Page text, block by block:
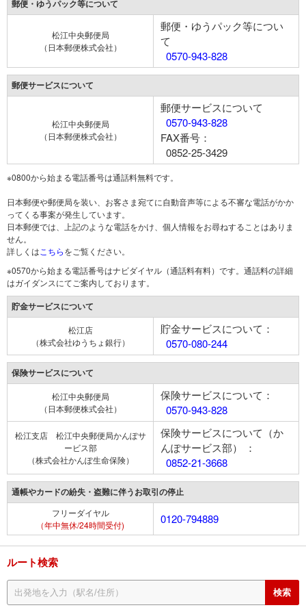
郵便・ゆうパック等について
松江中央郵便局
（日本郵便株式会社）
郵便・ゆうパック等につい
て
0570-943-828
郵便サービスについて
松江中央郵便局
（日本郵便株式会社）
郵便サービスについて
0570-943-828
FAX番号：
0852-25-3429
※0800から始まる電話番号は通話料無料です。
日本郵便や郵便局を装い、お客さま宛てに自動音声等による不審な電話がかか
ってくる事案が発生しています。
日本郵便では、上記のような電話をかけ、個人情報をお尋ねすることはありま
せん。
詳しくは こちらをご覧ください。
※0570から始まる電話番号はナビダイヤル（通話料有料）です。通話料の詳細
はガイダンスにてご案内しております。
貯金サービスについて
松江店
（株式会社ゆうちょ銀行）
貯金サービスについて：
0570-080-244
保険サービスについて
松江中央郵便局
（日本郵便株式会社）
保険サービスについて：
0570-943-828
松江支店 松江中央郵便局かんぽサ
ービス部
（株式会社かんぽ生命保険）
保険サービスについて（か
んぽサービス部） ：
0852-21-3668
通帳やカードの紛失・盗難に伴うお取引の停止
フリーダイヤル
（年中無休/24時間受付)
0120-794889
ルート検索